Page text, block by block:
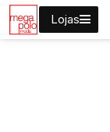
Lojas